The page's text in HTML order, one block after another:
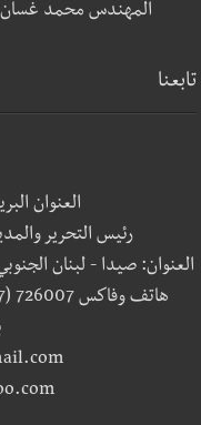
المهندس محمد غسان
تابعنا
العنوان
رئيس التحرير
العنوان: صيدا - لبنان
هاتف وفاكس 726007 (7) 00961 - خليوي 226013 (3) 00961